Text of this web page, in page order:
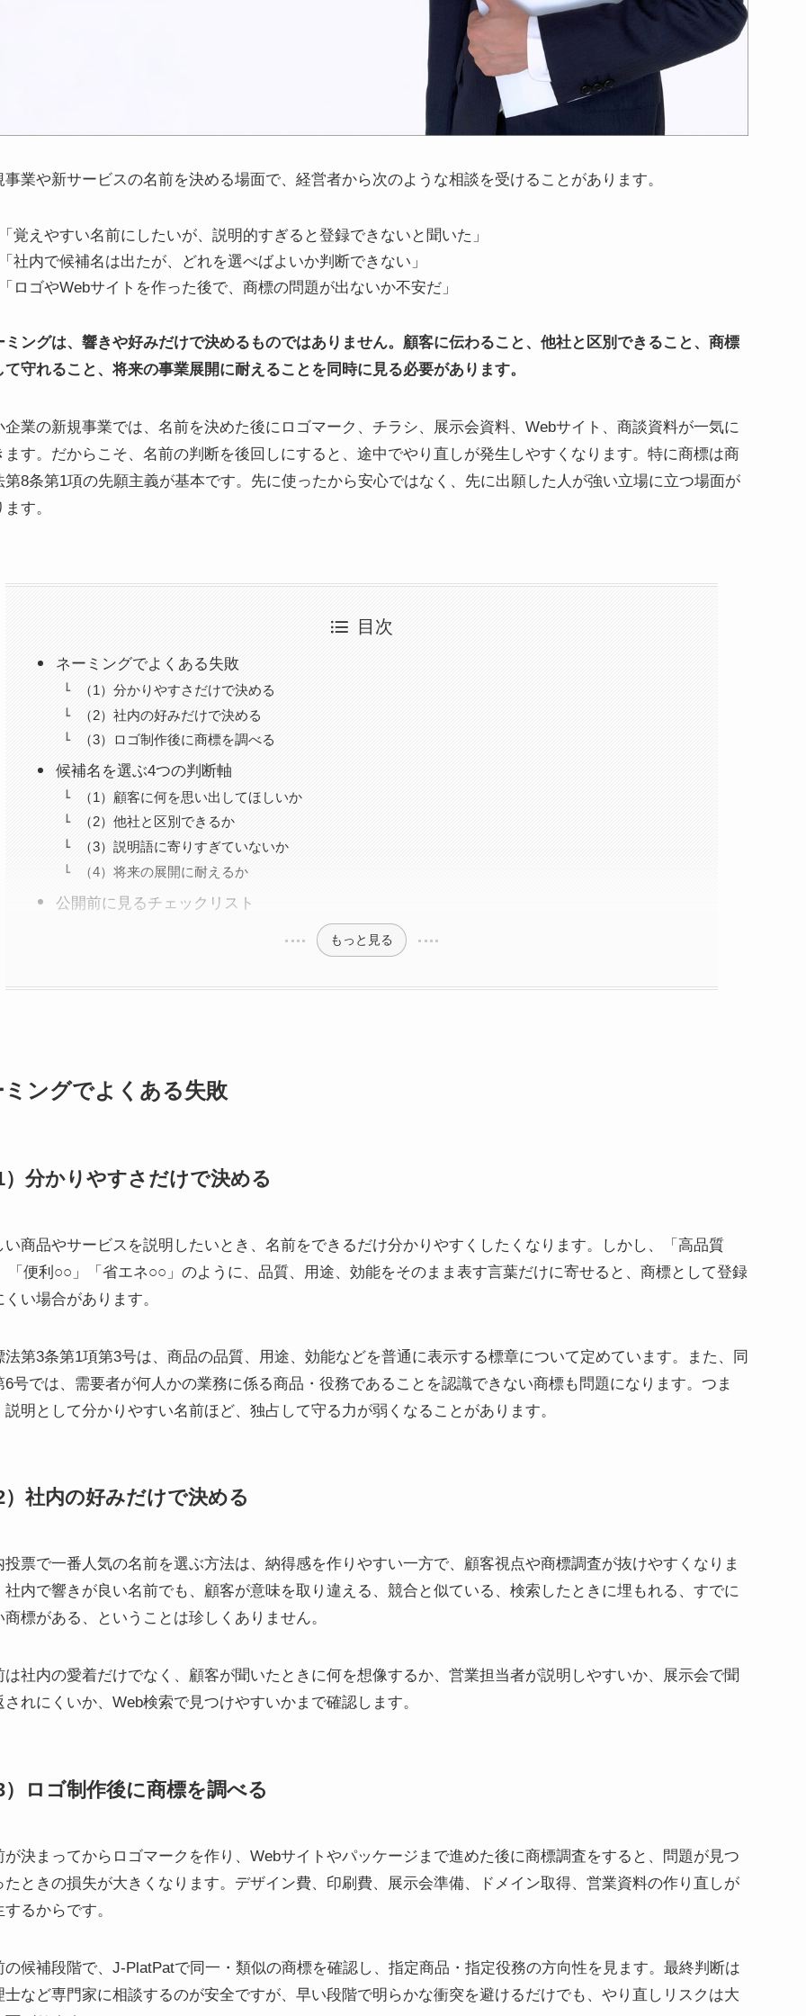
事業や新サービスの名前を決める場面で、経営者から次のような相談を受けることがあります。
覚えやすい名前にしたいが、説明的すぎると登録できないと聞いた」
社内で候補名は出たが、どれを選べばよいか判断できない」
ロゴやWebサイトを作った後で、商標の問題が出ないか不安だ」
ミングは、響きや好みだけで決めるものではありません。顧客に伝わること、他社と区別できること、商標
て守れること、将来の事業展開に耐えることを同時に見る必要があります。
企業の新規事業では、名前を決めた後にロゴマーク、チラシ、展示会資料、Webサイト、商談資料が一気に
ます。だからこそ、名前の判断を後回しにすると、途中でやり直しが発生しやすくなります。特に商標は商
第8条第1項の先願主義が基本です。先に使ったから安心ではなく、先に出願した人が強い立場に立つ場面が
す。
目次
ネーミングでよくある失敗
（1）分かりやすさだけで決める
（2）社内の好みだけで決める
（3）ロゴ制作後に商標を調べる
候補名を選ぶ4つの判断軸
（1）顧客に何を思い出してほしいか
（2）他社と区別できるか
（3）説明語に寄りすぎていないか
（4）将来の展開に耐えるか
公開前に見るチェックリスト
もっと見る
ングでよくある失敗
）分かりやすさだけで決める
い商品やサービスを説明したいとき、名前をできるだけ分かりやすくしたくなります。しかし、「高品質
「便利○○」「省エネ○○」のように、品質、用途、効能をそのまま表す言葉だけに寄せると、商標として登録
くい場合があります。
法第3条第1項第3号は、商品の品質、用途、効能などを普通に表示する標章について定めています。また、同
6号では、需要者が何人かの業務に係る商品・役務であることを認識できない商標も問題になります。つま
説明として分かりやすい名前ほど、独占して守る力が弱くなることがあります。
）社内の好みだけで決める
投票で一番人気の名前を選ぶ方法は、納得感を作りやすい一方で、顧客視点や商標調査が抜けやすくなりま
社内で響きが良い名前でも、顧客が意味を取り違える、競合と似ている、検索したときに埋もれる、すでに
商標がある、ということは珍しくありません。
は社内の愛着だけでなく、顧客が聞いたときに何を想像するか、営業担当者が説明しやすいか、展示会で聞
されにくいか、Web検索で見つけやすいかまで確認します。
）ロゴ制作後に商標を調べる
が決まってからロゴマークを作り、Webサイトやパッケージまで進めた後に商標調査をすると、問題が見つ
たときの損失が大きくなります。デザイン費、印刷費、展示会準備、ドメイン取得、営業資料の作り直しが
するからです。
の候補段階で、J-PlatPatで同一・類似の商標を確認し、指定商品・指定役務の方向性を見ます。最終判断は
士など専門家に相談するのが安全ですが、早い段階で明らかな衝突を避けるだけでも、やり直しリスクは大